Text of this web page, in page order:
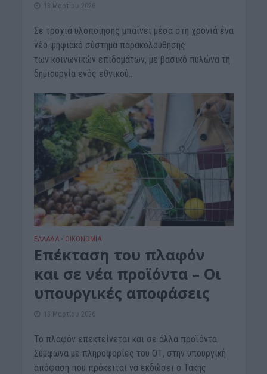
13 Μαρτίου 2026
Σε τροχιά υλοποίησης μπαίνει μέσα στη χρονιά ένα
νέο ψηφιακό σύστημα παρακολούθησης
των κοινωνικών επιδομάτων, με βασικό πυλώνα τη
δημιουργία ενός εθνικού...
ΕΛΛΑΔΑ • ΟΙΚΟΝΟΜΙΑ
Επέκταση του πλαφόν
και σε νέα προϊόντα – Οι
υπουργικές αποφάσεις
13 Μαρτίου 2026
Το πλαφόν επεκτείνεται και σε άλλα προϊόντα.
Σύμφωνα με πληροφορίες του ΟΤ, στην υπουργική
απόφαση που πρόκειται να εκδώσει ο Τάκης